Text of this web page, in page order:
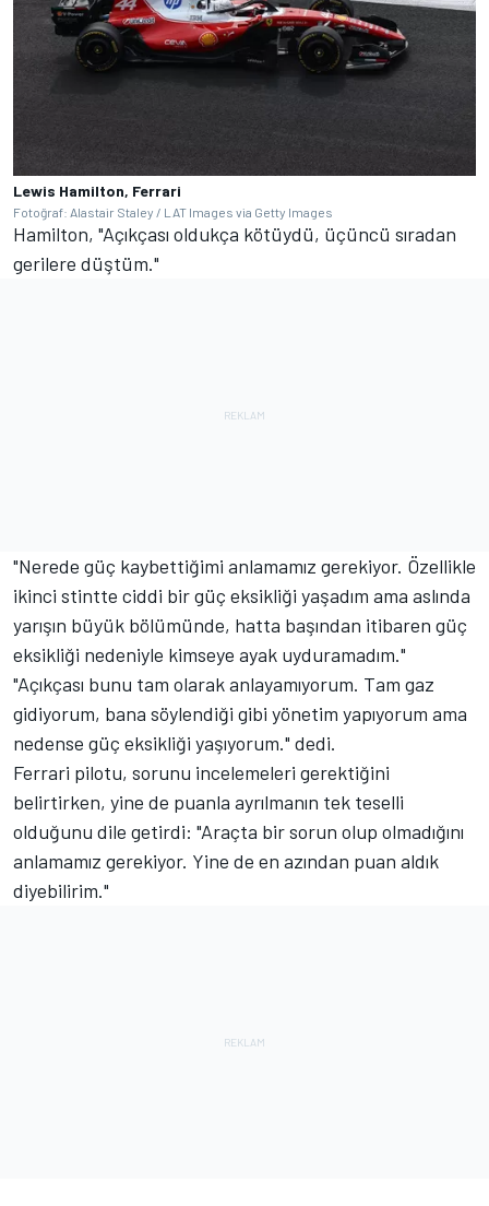
Lewis Hamilton, Ferrari
Fotoğraf: Alastair Staley / LAT Images via Getty Images
Hamilton, "Açıkçası oldukça kötüydü, üçüncü sıradan
gerilere düştüm."
"Nerede güç kaybettiğimi anlamamız gerekiyor. Özellikle
ikinci stintte ciddi bir güç eksikliği yaşadım ama aslında
yarışın büyük bölümünde, hatta başından itibaren güç
eksikliği nedeniyle kimseye ayak uyduramadım."
"Açıkçası bunu tam olarak anlayamıyorum. Tam gaz
gidiyorum, bana söylendiği gibi yönetim yapıyorum ama
nedense güç eksikliği yaşıyorum." dedi.
Ferrari pilotu, sorunu incelemeleri gerektiğini
belirtirken, yine de puanla ayrılmanın tek teselli
olduğunu dile getirdi: "Araçta bir sorun olup olmadığını
anlamamız gerekiyor. Yine de en azından puan aldık
diyebilirim."